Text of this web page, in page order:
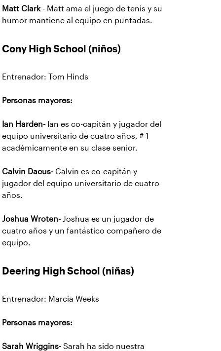
Matt Clark - Matt ama el juego de tenis y su
humor mantiene al equipo en puntadas.
Cony High School (niños)
Entrenador: Tom Hinds
Personas mayores:
Ian Harden- Ian es co-capitán y jugador del
equipo universitario de cuatro años, # 1
académicamente en su clase senior.
Calvin Dacus- Calvin es co-capitán y
jugador del equipo universitario de cuatro
años.
Joshua Wroten- Joshua es un jugador de
cuatro años y un fantástico compañero de
equipo.
Deering High School (niñas)
Entrenador: Marcia Weeks
Personas mayores:
Sarah Wriggins- Sarah ha sido nuestra